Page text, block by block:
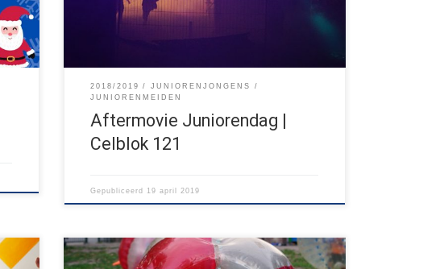
smokkelwaar uit de gevangenis smokkelen. Daarvoor
2018/2019
JUNIORENJONGENS
JUNIORENMEIDEN
Aftermovie Juniorendag |
Celblok 121
Gepubliceerd 19 april 2019